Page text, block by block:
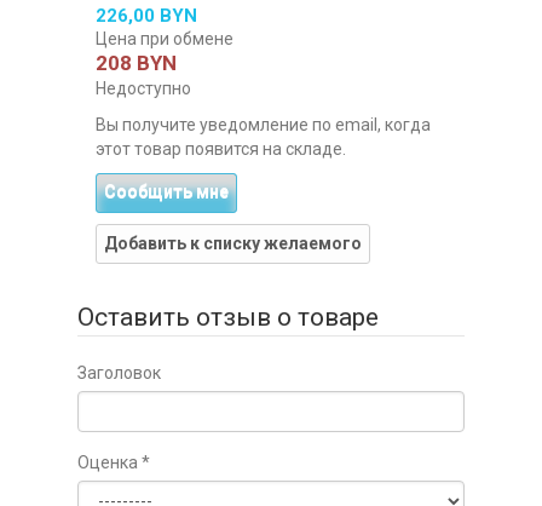
226,00 BYN
Цена при обмене
208 BYN
Недоступно
Вы получите уведомление по email, когда
этот товар появится на складе.
Сообщить мне
Добавить к списку желаемого
Оставить отзыв о товаре
Заголовок
Оценка *